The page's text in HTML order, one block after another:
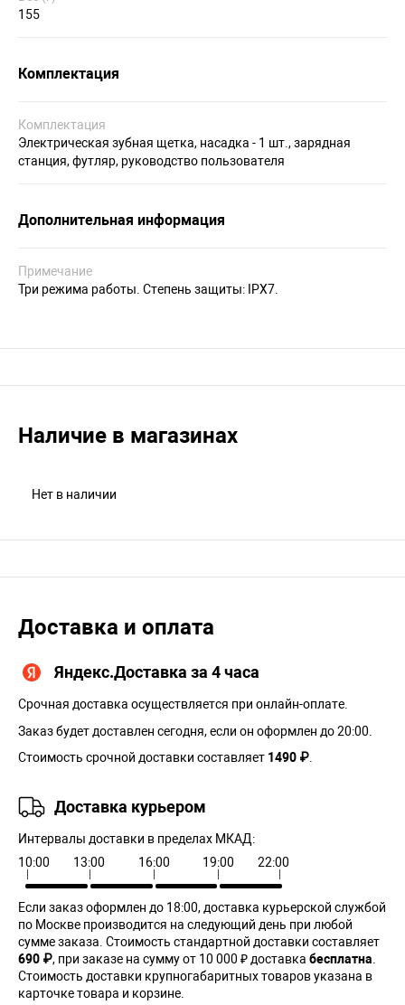
155
Комплектация
Комплектация
Электрическая зубная щетка, насадка - 1 шт., зарядная
станция, футляр, руководство пользователя
Дополнительная информация
Примечание
Три режима работы. Степень защиты: IPX7.
Наличие в магазинах
Нет в наличии
Доставка и оплата
Яндекс.Доставка за 4 часа
Срочная доставка осуществляется при онлайн-оплате.
Заказ будет доставлен сегодня, если он оформлен до 20:00.
Стоимость срочной доставки составляет 1490 ₽
Доставка курьером
Интервалы доставки в пределах МКАД:
10:00
13:00 16:00 19:00 22:00
Если заказ оформлен до 18:00, доставка курьерской службой
по Москве производится на следующий день при любой
сумме заказа. Cтоимость стандартной доставки составляет
690 ₽, при заказе на сумму от 10 000 ₽ доставка бесплатна
Стоимость доставки крупногабаритных товаров указана в
карточке товара и корзине.